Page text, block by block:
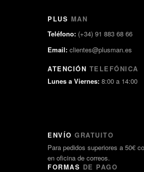
PLUS MAN
Teléfono: (+34) 91 883 68 66
Email: clientes@plusman.es
ATENCIÓN TELEFÓNICA
Lunes a Viernes: 8:00 a 14:00
ENVÍO GRATUITO
Para pedidos superiores a 50€
en oficina de correos.
FORMAS DE PAGO